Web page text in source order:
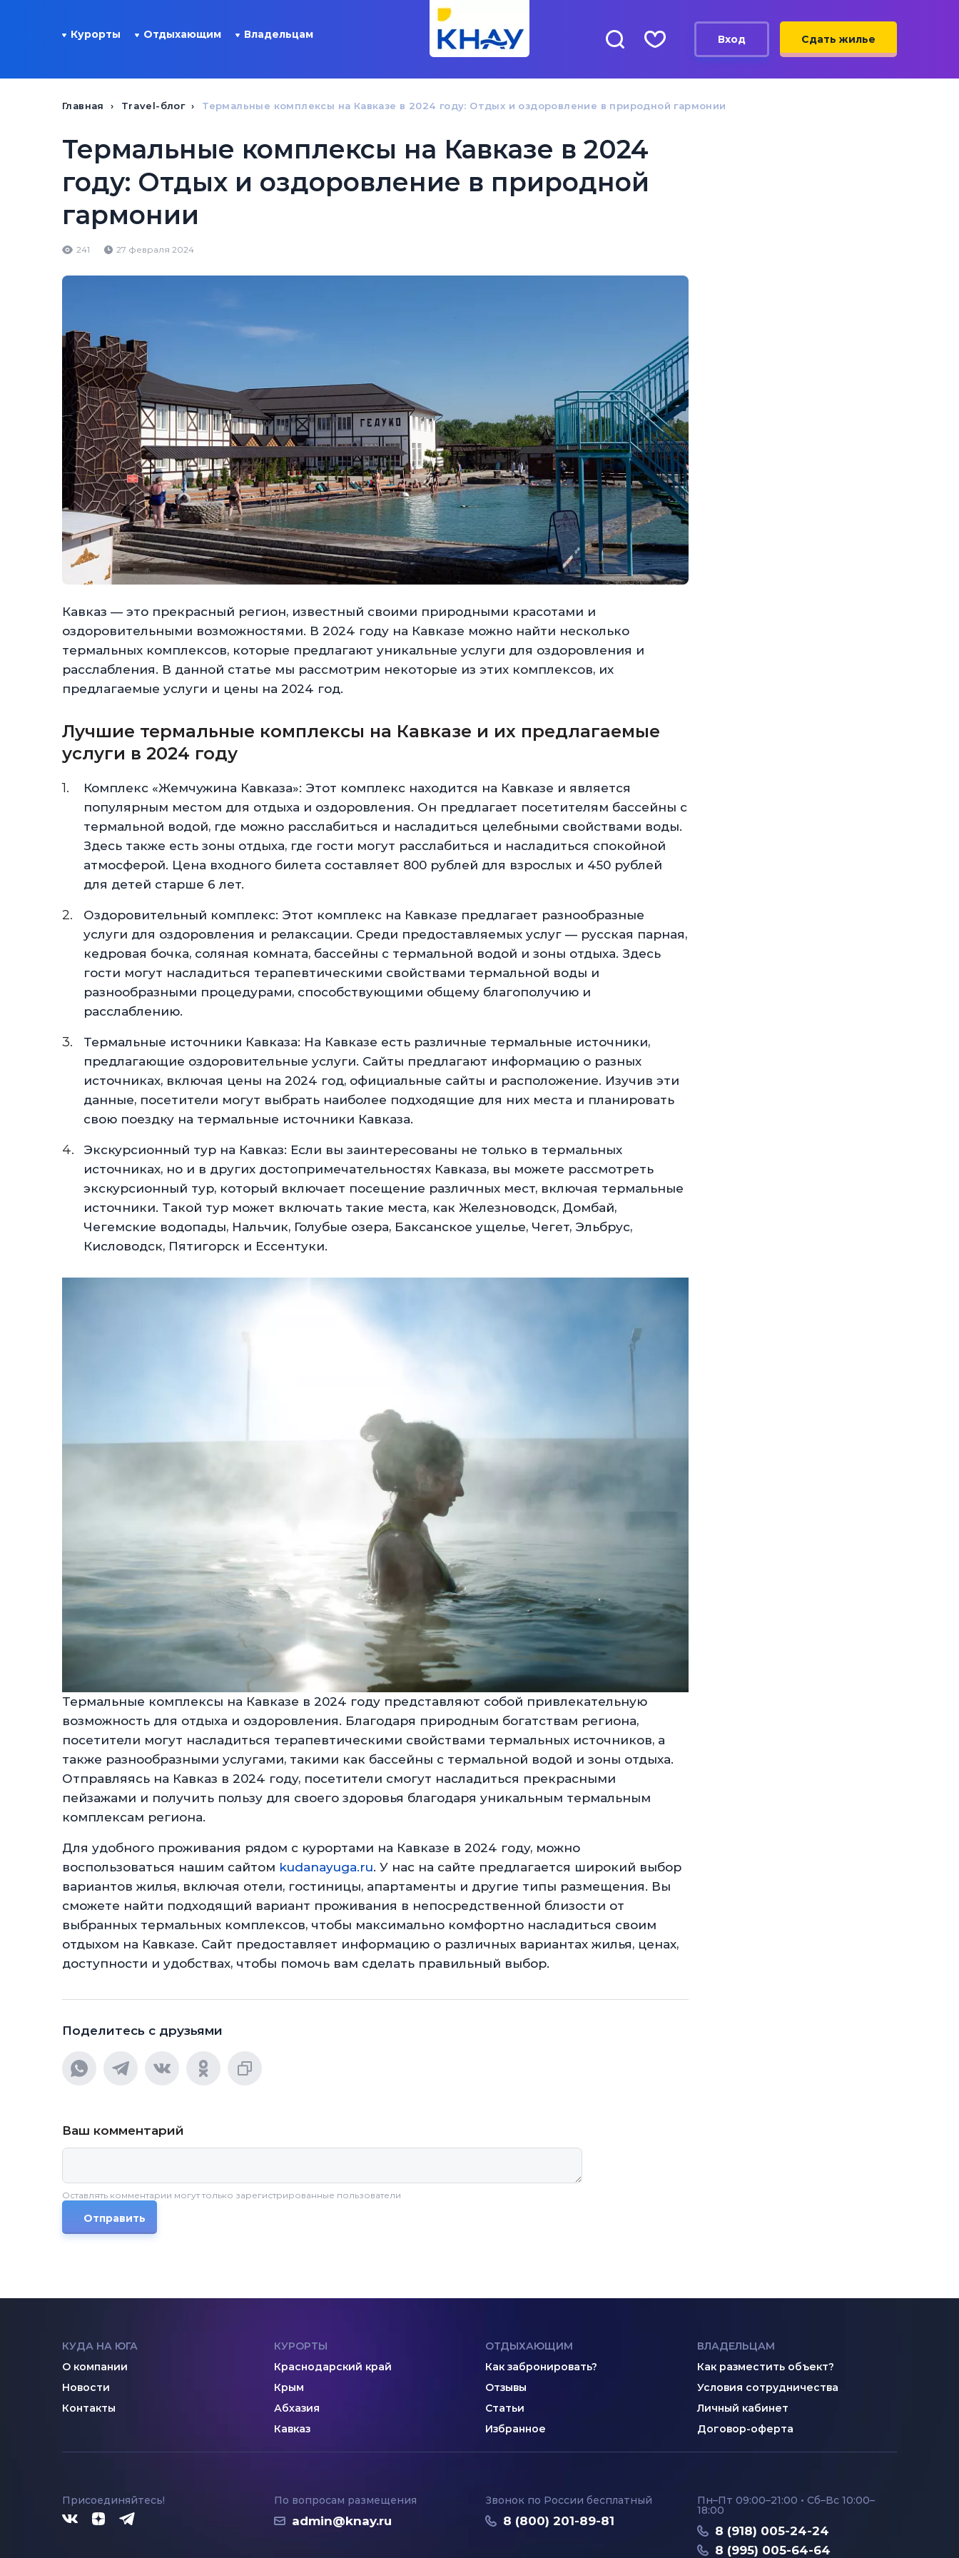
Курорты Отдыхающим Владельцам Вход Сдать жилье
Главная Travel-блог Термальные комплексы на Кавказе в 2024 году: Отдых и оздоровление в природной гармонии
Термальные комплексы на Кавказе в 2024
году: Отдых и оздоровление в природной
гармонии
241 27 февраля 2024
Кавказ — это прекрасный регион, известный своими природными красотами и
оздоровительными возможностями. В 2024 году на Кавказе можно найти несколько
термальных комплексов, которые предлагают уникальные услуги для оздоровления и
расслабления. В данной статье мы рассмотрим некоторые из этих комплексов, их
предлагаемые услуги и цены на 2024 год.
Лучшие термальные комплексы на Кавказе и их предлагаемые
услуги в 2024 году
Комплекс «Жемчужина Кавказа»: Этот комплекс находится на Кавказе и является
популярным местом для отдыха и оздоровления. Он предлагает посетителям бассейны с
термальной водой, где можно расслабиться и насладиться целебными свойствами воды.
Здесь также есть зоны отдыха, где гости могут расслабиться и насладиться спокойной
атмосферой. Цена входного билета составляет 800 рублей для взрослых и 450 рублей
для детей старше 6 лет.
Оздоровительный комплекс: Этот комплекс на Кавказе предлагает разнообразные
услуги для оздоровления и релаксации. Среди предоставляемых услуг — русская парная,
кедровая бочка, соляная комната, бассейны с термальной водой и зоны отдыха. Здесь
гости могут насладиться терапевтическими свойствами термальной воды и
разнообразными процедурами, способствующими общему благополучию и
расслаблению.
Термальные источники Кавказа: На Кавказе есть различные термальные источники,
предлагающие оздоровительные услуги. Сайты предлагают информацию о разных
источниках, включая цены на 2024 год, официальные сайты и расположение. Изучив эти
данные, посетители могут выбрать наиболее подходящие для них места и планировать
свою поездку на термальные источники Кавказа.
Экскурсионный тур на Кавказ: Если вы заинтересованы не только в термальных
источниках, но и в других достопримечательностях Кавказа, вы можете рассмотреть
экскурсионный тур, который включает посещение различных мест, включая термальные
источники. Такой тур может включать такие места, как Железноводск, Домбай,
Чегемские водопады, Нальчик, Голубые озера, Баксанское ущелье, Чегет, Эльбрус,
Кисловодск, Пятигорск и Ессентуки.
Термальные комплексы на Кавказе в 2024 году представляют собой привлекательную
возможность для отдыха и оздоровления. Благодаря природным богатствам региона,
посетители могут насладиться терапевтическими свойствами термальных источников, а
также разнообразными услугами, такими как бассейны с термальной водой и зоны отдыха.
Отправляясь на Кавказ в 2024 году, посетители смогут насладиться прекрасными
пейзажами и получить пользу для своего здоровья благодаря уникальным термальным
комплексам региона.
Для удобного проживания рядом с курортами на Кавказе в 2024 году, можно
воспользоваться нашим сайтом kudanayuga.ru. У нас на сайте предлагается широкий выбор
вариантов жилья, включая отели, гостиницы, апартаменты и другие типы размещения. Вы
сможете найти подходящий вариант проживания в непосредственной близости от
выбранных термальных комплексов, чтобы максимально комфортно насладиться своим
отдыхом на Кавказе. Сайт предоставляет информацию о различных вариантах жилья, ценах,
доступности и удобствах, чтобы помочь вам сделать правильный выбор.
Поделитесь с друзьями
Ваш комментарий
Оставлять комментарии могут только зарегистрированные пользователи
Отправить
КУДА НА ЮГА
О компании
Новости
Контакты
КУРОРТЫ
Краснодарский край
Крым
Абхазия
Кавказ
ОТДЫХАЮЩИМ
Как забронировать?
Отзывы
Статьи
Избранное
ВЛАДЕЛЬЦАМ
Как разместить объект?
Условия сотрудничества
Личный кабинет
Договор-оферта
Присоединяйтесь! По вопросам размещения
admin@knay.ru
Звонок по России бесплатный
8 (800) 201-89-81
Пн–Пт 09:00–21:00 • Сб–Вс 10:00–
18:00
8 (918) 005-24-24
8 (995) 005-64-64